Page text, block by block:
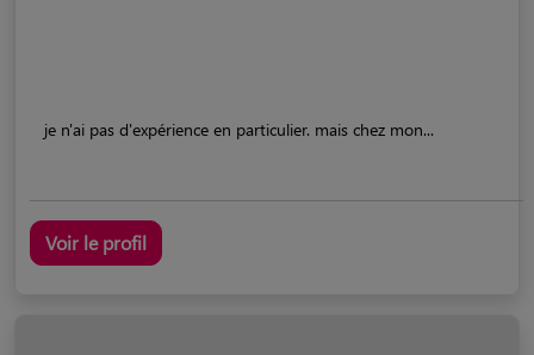
je n'ai pas d'expérience en particulier. mais chez mon...
Voir le profil